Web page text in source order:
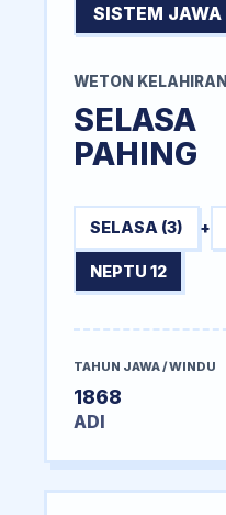
SISTEM JAWA
WETON KELAHIRAN
SELASA
PAHING
SELASA (3) +
NEPTU 12
TAHUN JAWA / WINDU
1868
ADI